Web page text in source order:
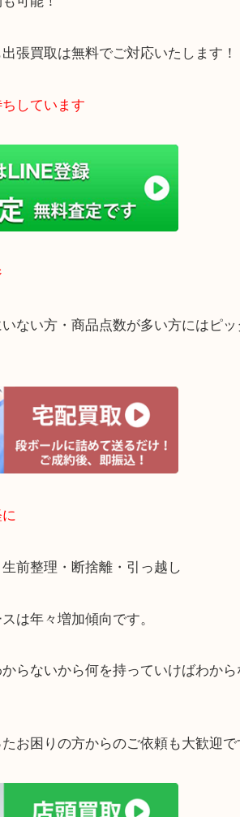
開中の安心な買取大吉！
も可能！
出張買取は無料でご対応いたしま
ちしています
いない方・商品点数が多い方には